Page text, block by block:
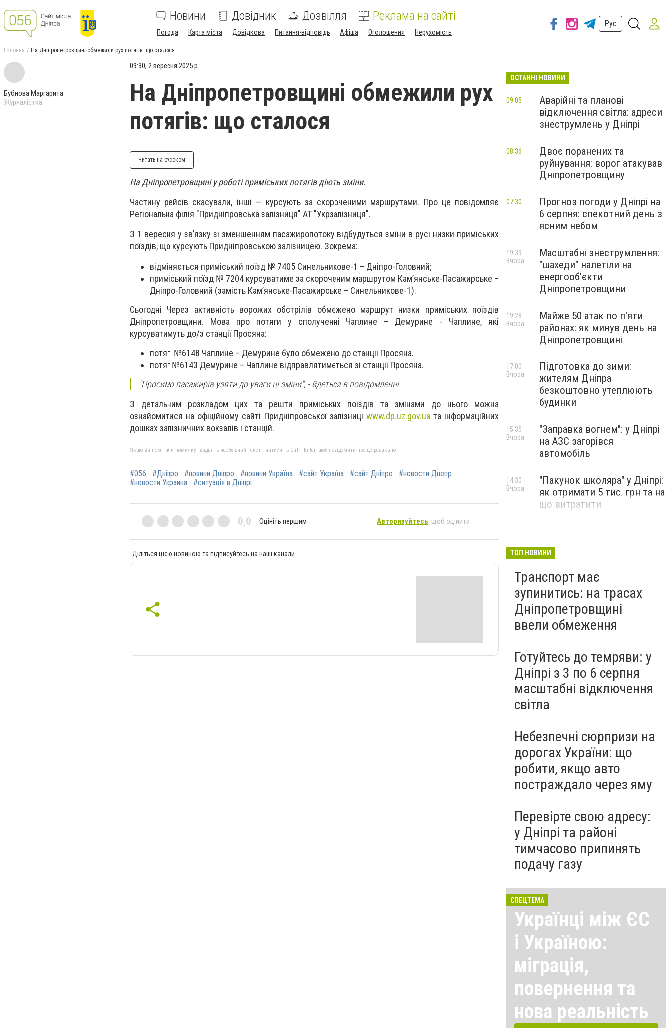
Новини Довідник Дозвілля Реклама на сайті
Погода Карта міста Довідкова Питання-відповідь Афіша Оголошення Нерухомість
Рус
Головна На Дніпропетровщині обмежили рух потягів: що сталося
Бубнова Маргарита
Журналістка
09:30, 2 вересня 2025 р.
На Дніпропетровщині обмежили рух
потягів: що сталося
Читать на русском
На Дніпропетровщині у роботі приміських потягів діють зміни.
Частину рейсів скасували, інші — курсують за скороченими маршрутами. Про це повідомляє
Регіональна філія "Придніпровська залізниця" АТ "Укрзалізниця".
З 1 вересня у зв’язку зі зменшенням пасажиропотоку відбудуться зміни в русі низки приміських
поїздів, що курсують Придніпровською залізницею. Зокрема:
відміняється приміський поїзд № 7405 Синельникове-1 – Дніпро-Головний;
приміський поїзд № 7204 курсуватиме за скороченим маршрутом Кам’янське-Пасажирське –
Дніпро-Головний (замість Кам’янське-Пасажирське – Синельникове-1).
Сьогодні Через активність ворожих обстрілів обмежено маршрут низки приміських поїздів
Дніпропетровщини. Мова про потяги у сполученні Чаплине – Демурине - Чаплине, які
курсуватимуть до/з станції Просяна:
потяг №6148 Чаплине – Демурине було обмежено до станції Просяна.
потяг №6143 Демурине – Чаплине відправлятиметься зі станції Просяна.
"Просимо пасажирів узяти до уваги ці зміни", - йдеться в повідомленні.
З детальним розкладом цих та решти приміських поїздів та змінами до нього можна
ознайомитися на офіційному сайті Придніпровської залізниці www.dp.uz.gov.ua та інформаційних
дошках залізничних вокзалів і станцій.
Якщо ви помітили помилку, виділіть необхідний текст і натисніть Ctrl + Enter, щоб повідомити про це редакцію
#056 #Дніпро #новини Дніпро #новини Україна #сайт Україна #сайт Дніпро
#новости Днепр
#новости Украина
#ситуація в Дніпрі
0,0 Оцініть першим Авторизуйтесь, щоб оцінити
Діліться цією новиною та підписуйтесь на наші канали
ОСТАННІ НОВИНИ
Аварійні та планові
відключення світла: адреси
знеструмлень у Дніпрі
09:05
Двоє поранених та
руйнування: ворог атакував
Дніпропетровщину
08:36
Прогноз погоди у Дніпрі на
6 серпня: спекотний день з
ясним небом
07:30
Масштабні знеструмлення:
"шахеди" налетіли на
енергооб'єкти
Дніпропетровщини
19:39
Вчора
Майже 50 атак по п'яти
районах: як минув день на
Дніпропетровщині
19:28
Вчора
Підготовка до зими:
жителям Дніпра
безкоштовно утеплюють
будинки
17:00
Вчора
"Заправка вогнем": у Дніпрі
на АЗС загорівся
автомобіль
15:35
Вчора
"Пакунок школяра" у Дніпрі:
як отримати 5 тис. грн та на
що витратити
14:30
Вчора
ТОП НОВИНИ
Транспорт має
зупинитись: на трасах
Дніпропетровщині
ввели обмеження
Готуйтесь до темряви: у
Дніпрі з 3 по 6 серпня
масштабні відключення
світла
Небезпечні сюрпризи на
дорогах України: що
робити, якщо авто
постраждало через яму
Перевірте свою адресу:
у Дніпрі та районі
тимчасово припинять
подачу газу
СПЕЦТЕМА
Українці між ЄС
і Україною:
міграція,
повернення та
нова реальність